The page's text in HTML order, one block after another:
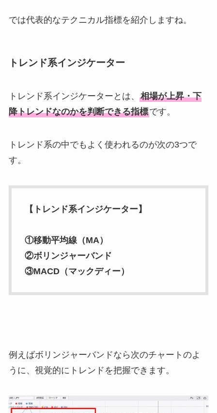
では代表的なテクニカル指標を紹介しますね。
トレンド系インジケーター
トレンド系インジケーターとは、 相場が上昇・下
降トレンドなのかを判断できる指標です。
トレンド系の中でもよく使われるのが次の3つで
す。
【トレンド系インジケーター】
①移動平均線（MA）
②ボリンジャーバンド
③MACD（マックディー）
例えばボリンジャーバンドなら次のチャートのよ
うに、視覚的にトレンドを把握できます。